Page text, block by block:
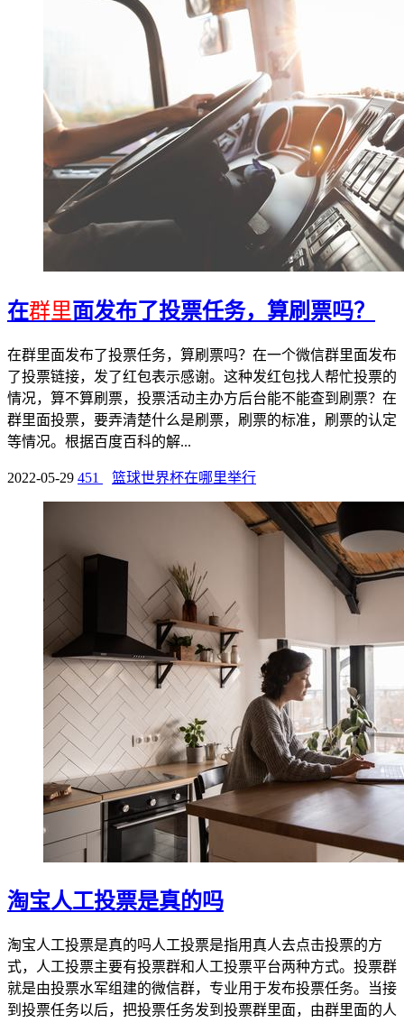
在群里面发布了投票任务，算刷票吗？
在群里面发布了投票任务，算刷票吗？在一个微信群里面发布
了投票链接，发了红包表示感谢。这种发红包找人帮忙投票的
情况，算不算刷票，投票活动主办方后台能不能查到刷票？在
群里面投票，要弄清楚什么是刷票，刷票的标准，刷票的认定
等情况。根据百度百科的解...
2022-05-29 451 篮球世界杯在哪里举行
淘宝人工投票是真的吗
淘宝人工投票是真的吗人工投票是指用真人去点击投票的方
式，人工投票主要有投票群和人工投票平台两种方式。投票群
就是由投票水军组建的微信群，专业用于发布投票任务。当接
到投票任务以后，把投票任务发到投票群里面，由群里面的人